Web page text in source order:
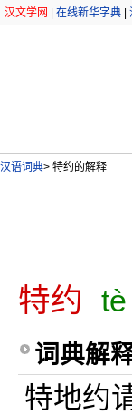
汉文学网 在线新华字典
汉语词典> 特约的解释
特约
词典解
特地约